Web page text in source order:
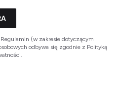
(w zakresie dotyczącym
odbywa się zgodnie z Polityką